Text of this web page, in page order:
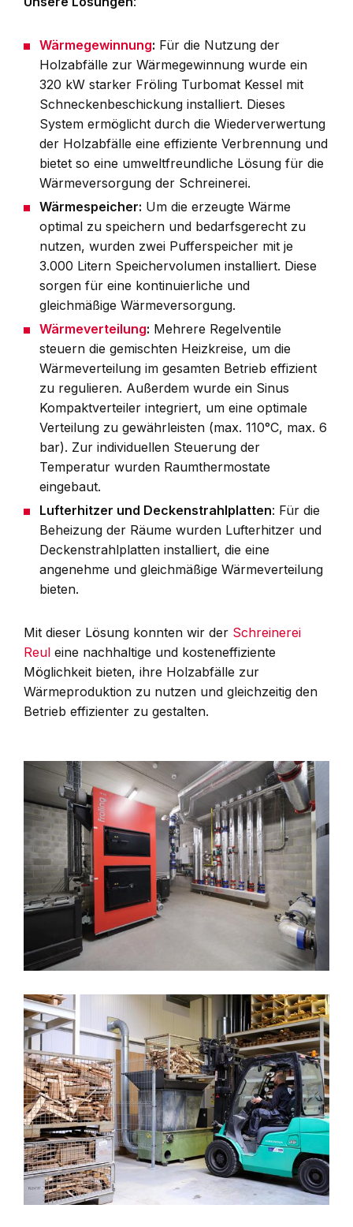
Wärmegewinnung: Für die Nutzung der
Holzabfälle zur Wärmegewinnung wurde ein
320 kW starker Fröling Turbomat Kessel mit
Schneckenbeschickung installiert. Dieses
System ermöglicht durch die Wiederverwertung
der Holzabfälle eine effiziente Verbrennung und
bietet so eine umweltfreundliche Lösung für die
Wärmeversorgung der Schreinerei.
Wärmespeicher: Um die erzeugte Wärme
optimal zu speichern und bedarfsgerecht zu
nutzen, wurden zwei Pufferspeicher mit je
3.000 Litern Speichervolumen installiert. Diese
sorgen für eine kontinuierliche und
gleichmäßige Wärmeversorgung.
Wärmeverteilung: Mehrere Regelventile
steuern die gemischten Heizkreise, um die
Wärmeverteilung im gesamten Betrieb effizient
zu regulieren. Außerdem wurde ein Sinus
Kompaktverteiler integriert, um eine optimale
Verteilung zu gewährleisten (max. 110°C, max. 6
bar). Zur individuellen Steuerung der
Temperatur wurden Raumthermostate
eingebaut.
Lufterhitzer und Deckenstrahlplatten: Für die
Beheizung der Räume wurden Lufterhitzer und
Deckenstrahlplatten installiert, die eine
angenehme und gleichmäßige Wärmeverteilung
bieten.
Mit dieser Lösung konnten wir der Schreinerei
Reul eine nachhaltige und kosteneffiziente
Möglichkeit bieten, ihre Holzabfälle zur
Wärmeproduktion zu nutzen und gleichzeitig den
Betrieb effizienter zu gestalten.